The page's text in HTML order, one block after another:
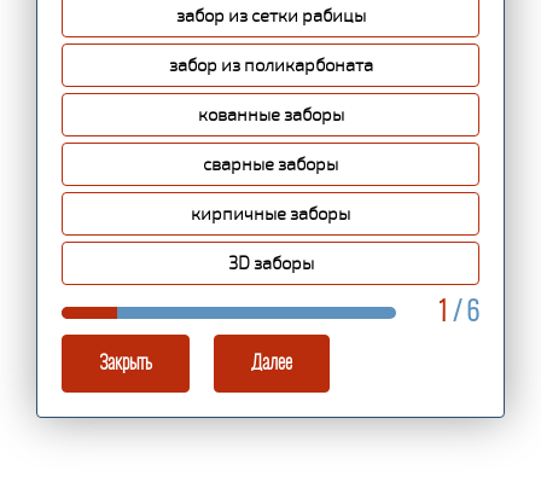
забор из сетки рабицы
забор из поликарбоната
кованные заборы
сварные заборы
кирпичные заборы
3D заборы
1 / 6
Закрыть Далее